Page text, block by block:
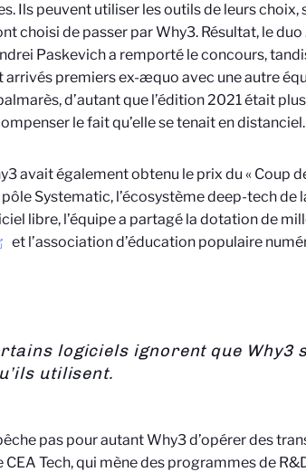
Ils peuvent utiliser les outils de leurs choix,
choisi de passer par Why3. Résultat, le duo
Paskevich a remporté le concours,
premiers ex-æquo avec une autre
d’autant que l’édition 2021 était
le fait qu’elle se tenait en distanciel.
avait également obtenu le prix du « Coup
Systematic, l’écosystème deep-tech de
libre, l’équipe a partagé la dotation de
et l’association d’éducation populaire
logiciels ignorent que Why3
utilisent.
pas pour autant Why3 d’opérer des
Tech, qui mène des programmes de